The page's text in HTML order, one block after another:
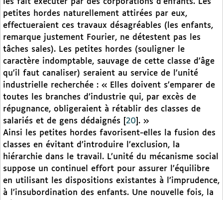
les fait exécuter par des corporations d’enfants. Les
petites hordes naturellement attirées par eux,
effectueraient ces travaux désagréables (les enfants,
remarque justement Fourier, ne détestent pas les
tâches sales). Les petites hordes (souligner le
caractère indomptable, sauvage de cette classe d’âge
qu’il faut canaliser) seraient au service de l’unité
industrielle recherchée : « Elles doivent s’emparer de
toutes les branches d’industrie qui, par excès de
répugnance, obligeraient à rétablir des classes de
salariés et de gens dédaignés
20 . »
Ainsi les petites hordes favorisent-elles la fusion des
classes en évitant d’introduire l’exclusion, la
hiérarchie dans le travail. L’unité du mécanisme social
suppose un continuel effort pour assurer l’équilibre
en utilisant les dispositions existantes à l’imprudence,
à l’insubordination des enfants. Une nouvelle fois, la